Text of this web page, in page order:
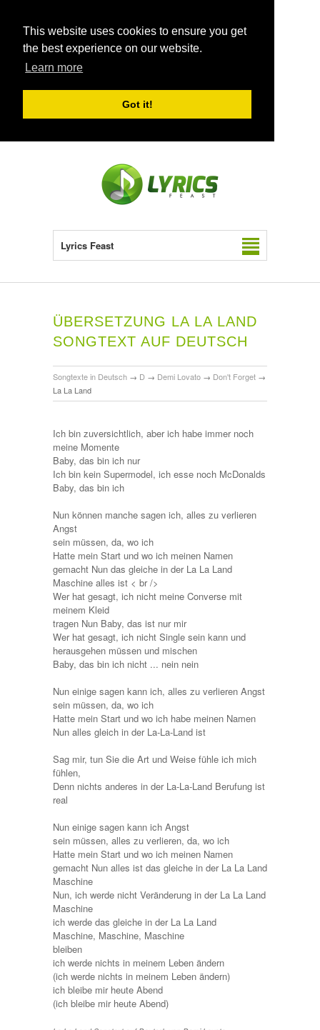
This website uses cookies to ensure you get
the best experience on our website.
Learn more
Got it!
Lyrics Feast
ÜBERSETZUNG LA LA LAND
SONGTEXT AUF DEUTSCH
Songtexte in Deutsch → D → Demi Lovato → Don't Forget →
La La Land
Ich bin zuversichtlich, aber ich habe immer noch
meine Momente
Baby, das bin ich nur
Ich bin kein Supermodel, ich esse noch McDonalds
Baby, das bin ich
Nun können manche sagen ich, alles zu verlieren
Angst
sein müssen, da, wo ich
Hatte mein Start und wo ich meinen Namen
gemacht Nun das gleiche in der La La Land
Maschine alles ist < br />
Wer hat gesagt, ich nicht meine Converse mit
meinem Kleid
tragen Nun Baby, das ist nur mir
Wer hat gesagt, ich nicht Single sein kann und
herausgehen müssen und mischen
Baby, das bin ich nicht ... nein nein
Nun einige sagen kann ich, alles zu verlieren Angst
sein müssen, da, wo ich
Hatte mein Start und wo ich habe meinen Namen
Nun alles gleich in der La-La-Land ist
Sag mir, tun Sie die Art und Weise fühle ich mich
fühlen,
Denn nichts anderes in der La-La-Land Berufung ist
real
Nun einige sagen kann ich Angst
sein müssen, alles zu verlieren, da, wo ich
Hatte mein Start und wo ich meinen Namen
gemacht Nun alles ist das gleiche in der La La Land
Maschine
Nun, ich werde nicht Veränderung in der La La Land
Maschine
ich werde das gleiche in der La La Land
Maschine, Maschine, Maschine
bleiben
ich werde nichts in meinem Leben ändern
(ich werde nichts in meinem Leben ändern)
ich bleibe mir heute Abend
(ich bleibe mir heute Abend)